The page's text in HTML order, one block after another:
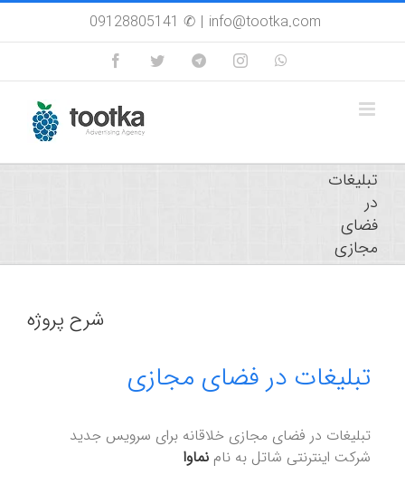
Skip
09128805141 ✆ | info@tootka.com
FacebookTwitterCustom Instagram
تبلیغات
در
فضای
مجازی
شرح پروژه
تبلیغات در فضای مجازی
تبلیغات در فضای مجازی خلاقانه برای سرویس جدید
شرکت اینترنتی شاتل به نام نماوا